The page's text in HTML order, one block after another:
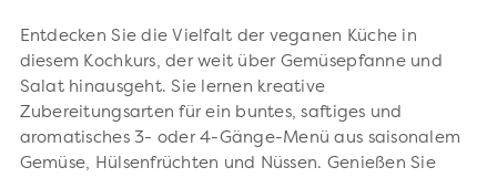
Entdecken Sie die Vielfalt der veganen Küche in
diesem Kochkurs, der weit über Gemüsepfanne und
Salat hinausgeht. Sie lernen kreative
Zubereitungsarten für ein buntes, saftiges und
aromatisches 3- oder 4-Gänge-Menü aus saisonalem
Gemüse, Hülsenfrüchten und Nüssen. Genießen Sie